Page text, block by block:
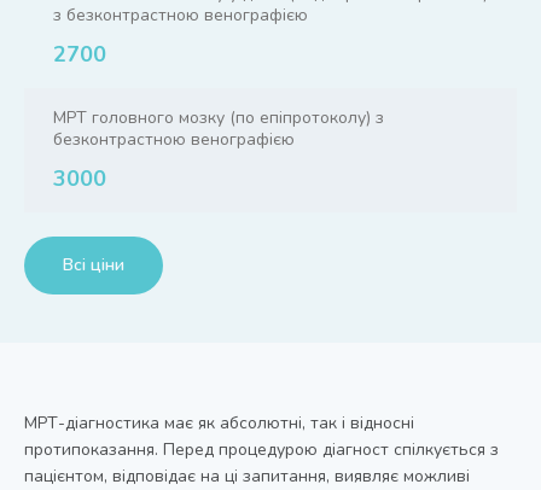
з безконтрастною венографією
2700
МРТ головного мозку (по епіпротоколу) з
безконтрастною венографією
3000
Всі ціни
МРТ-діагностика має як абсолютні, так і відносні
протипоказання. Перед процедурою діагност спілкується з
пацієнтом, відповідає на ці запитання, виявляє можливі